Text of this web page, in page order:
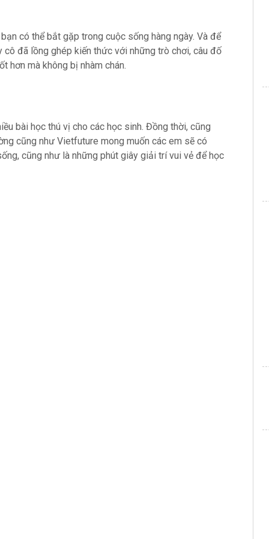
có thể bắt gặp trong cuộc sống hàng ngày. Và để
cô đã lồng ghép kiến thức với những trò chơi, câu đố
hơn mà không bị nhàm chán.
bài học thú vị cho các học sinh. Đồng thời, cũng
cũng như Vietfuture mong muốn các em sẽ có
cũng như là những phút giây giải trí vui vẻ để học